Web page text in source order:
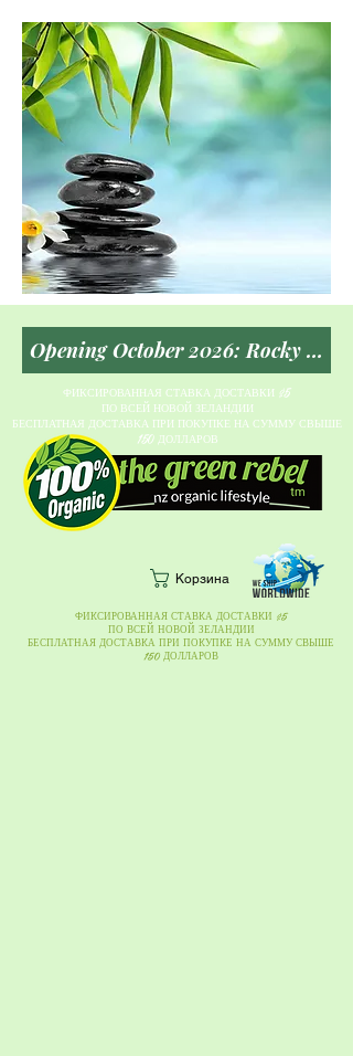
ФИКСИРОВАННАЯ СТАВКА ДОСТАВКИ $5
ПО ВСЕЙ НОВОЙ ЗЕЛАНДИИ
БЕСПЛАТНАЯ ДОСТАВКА ПРИ ПОКУПКЕ НА СУММУ СВЫШЕ
150 ДОЛЛАРОВ
Корзина
ФИКСИРОВАННАЯ СТАВКА ДОСТАВКИ $5
ПО ВСЕЙ НОВОЙ ЗЕЛАНДИИ
БЕСПЛАТНАЯ ДОСТАВКА ПРИ ПОКУПКЕ НА СУММУ СВЫШЕ
150 ДОЛЛАРОВ